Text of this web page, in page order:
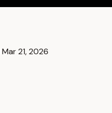
Mar 21, 2026